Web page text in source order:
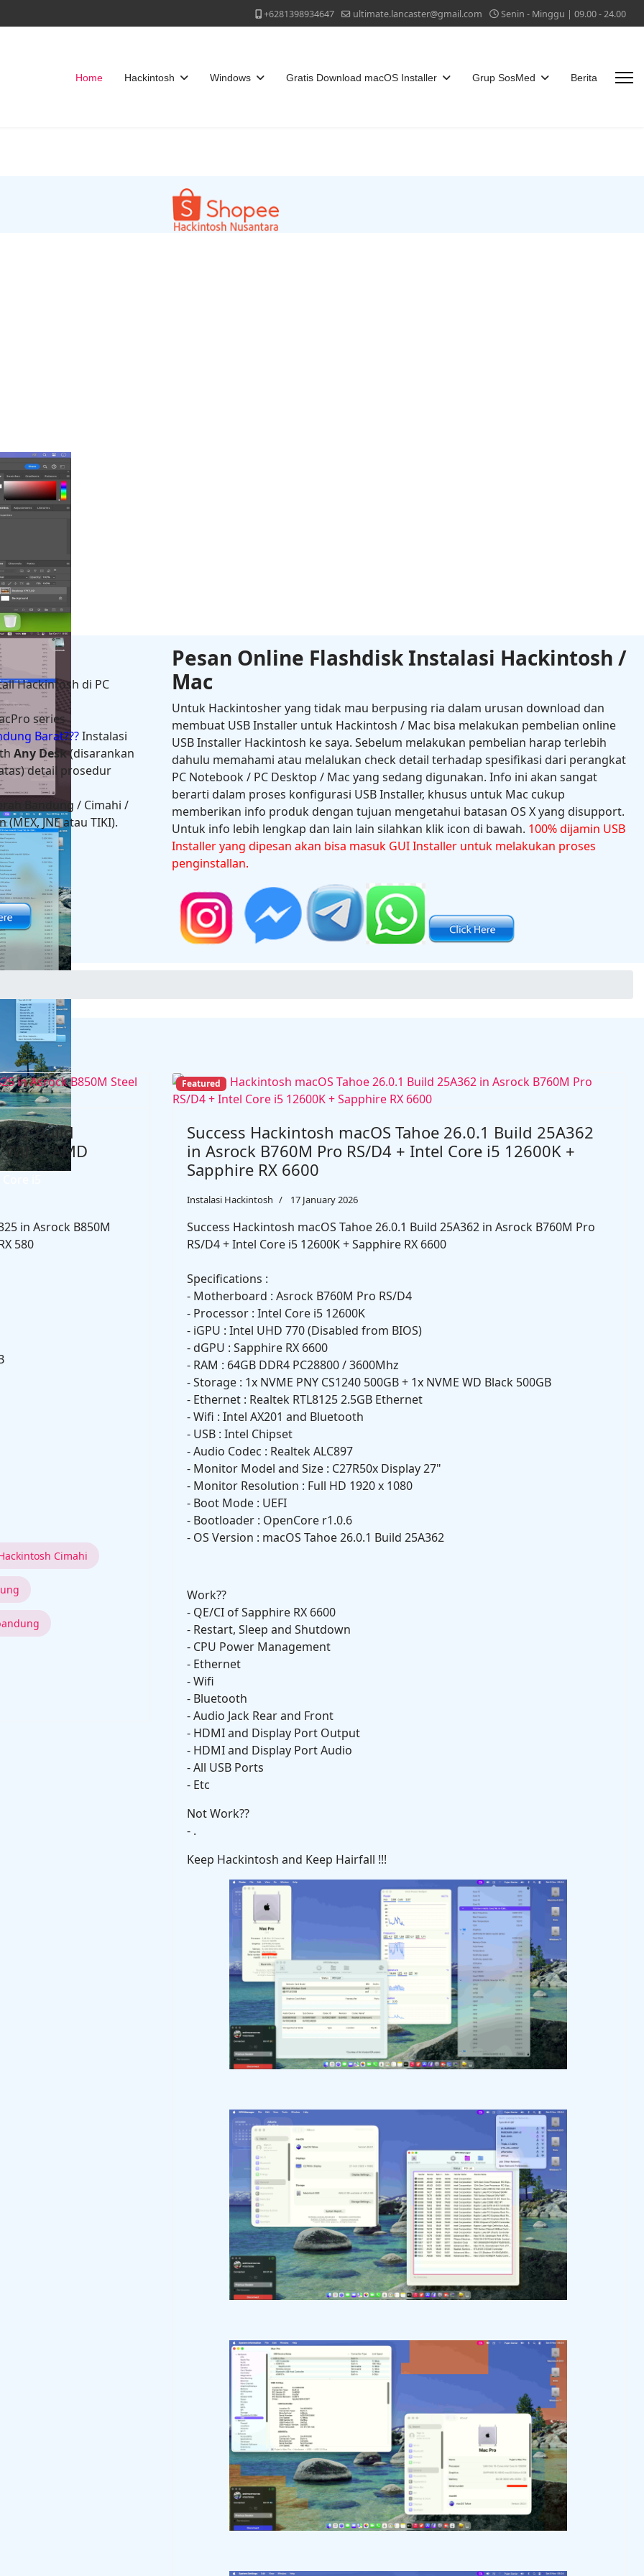
+6281398934647 ultimate.lancaster@gmail.com Senin - Minggu | 09.00 - 24.00
Home Hackintosh Windows Gratis Download macOS Installer Grup SosMed Berita
+ Asus
i5
Hackintosh di PC
series
Barat???Instalasi
Any Desk(disarankan
detail prosedur
Bandung / Cimahi /
JNE atau TIKI).
Pesan Online Flashdisk Instalasi Hackintosh /
Mac
Untuk Hackintosher yang tidak mau berpusing ria dalam urusan download dan
membuat USB Installer untuk Hackintosh / Mac bisa melakukan pembelian online
USB Installer Hackintosh ke saya. Sebelum melakukan pembelian harap terlebih
dahulu memahami atau melalukan check detail terhadap spesifikasi dari perangkat
PC Notebook / PC Desktop / Mac yang sedang digunakan. Info ini akan sangat
berarti dalam proses konfigurasi USB Installer, khusus untuk Mac cukup
memberikan info produk dengan tujuan mengetahui batasan OS X yang disupport.
Untuk info lebih lengkap dan lain lain silahkan klik icon di bawah. 100% dijamin USB
Installer yang dipesan akan bisa masuk GUI Installer untuk melakukan proses
penginstallan.
Build
+ AMD
in Asrock B850M
580
Cimahi
Featured
Success Hackintosh macOS Tahoe 26.0.1 Build 25A362
in Asrock B760M Pro RS/D4 + Intel Core i5 12600K +
Sapphire RX 6600
Instalasi Hackintosh 17 January 2026
Success Hackintosh macOS Tahoe 26.0.1 Build 25A362 in Asrock B760M Pro
RS/D4 + Intel Core i5 12600K + Sapphire RX 6600
Specifications :
- Motherboard : Asrock B760M Pro RS/D4
- Processor : Intel Core i5 12600K
- iGPU : Intel UHD 770 (Disabled from BIOS)
- dGPU : Sapphire RX 6600
- RAM : 64GB DDR4 PC28800 / 3600Mhz
- Storage : 1x NVME PNY CS1240 500GB + 1x NVME WD Black 500GB
- Ethernet : Realtek RTL8125 2.5GB Ethernet
- Wifi : Intel AX201 and Bluetooth
- USB : Intel Chipset
- Audio Codec : Realtek ALC897
- Monitor Model and Size : C27R50x Display 27"
- Monitor Resolution : Full HD 1920 x 1080
- Boot Mode : UEFI
- Bootloader : OpenCore r1.0.6
- OS Version : macOS Tahoe 26.0.1 Build 25A362
Work??
- QE/CI of Sapphire RX 6600
- Restart, Sleep and Shutdown
- CPU Power Management
- Ethernet
- Wifi
- Bluetooth
- Audio Jack Rear and Front
- HDMI and Display Port Output
- HDMI and Display Port Audio
- All USB Ports
- Etc
Not Work??
- .
Keep Hackintosh and Keep Hairfall !!!